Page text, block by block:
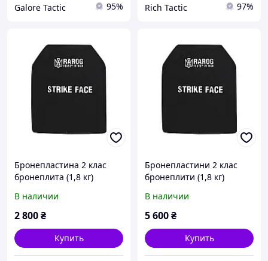
Galore Tactic 95% Rich Tactic 97%
Бронепластина 2 клас
бронеплита (1,8 кг)
бронеплити 25х30
бронеплити 2 клас
бронежилета
В наличии
2 800₴
Купить
Бронепластини 2 клас
бронеплити (1,8 кг)
бронеплити 25х30
бронеплити 2 клас
(2 штуки)
В наличии
5 600₴
Купить